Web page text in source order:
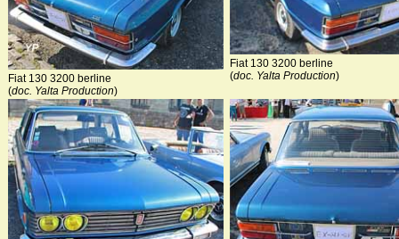
Fiat 130 3200 berline
(doc. Yalta Production)
Fiat 130 3200 berline
(doc. Yalta Production)